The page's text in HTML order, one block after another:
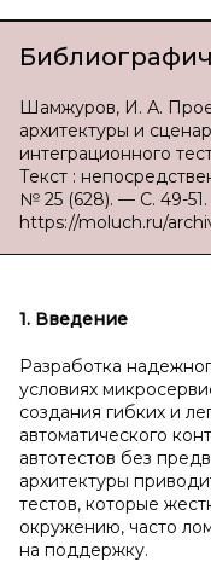
Шамжуров, И. А.
архитектуры и
интеграционного
Текст :
№ 25 (628). — С. 49-
https://moluch.ru/
1. Введение
Разработка
условиях
создания гибких и
автоматического
автотестов без
архитектуры
тестов, которые
окружению, часто
на поддержку.